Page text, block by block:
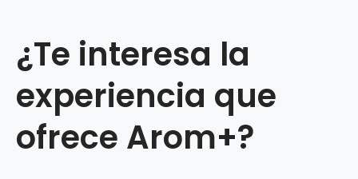
¿Te interesa la
experiencia que
ofrece Arom+?